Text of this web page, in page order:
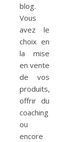
blog.
Vous
avez le
choix en
la mise
en vente
de vos
produits,
offrir du
coaching
ou
encore